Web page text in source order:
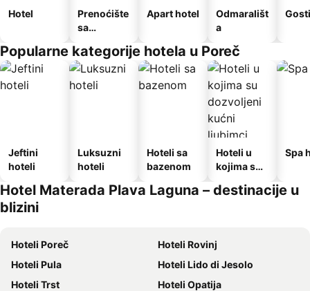
Hotel
Prenoćište
sa
Apart hotel
Odmarališt
a
Popularne kategorije hotela u Poreč
Jeftini
hoteli
Luksuzni
hoteli
Hoteli sa
bazenom
Hoteli u
kojima su
kućni
Spa
Hotel Materada Plava Laguna – destinacije u
blizini
Hoteli Poreč
Hoteli Rovinj
Hoteli Pula
Hoteli Lido di Jesolo
Hoteli Trst
Hoteli Opatija